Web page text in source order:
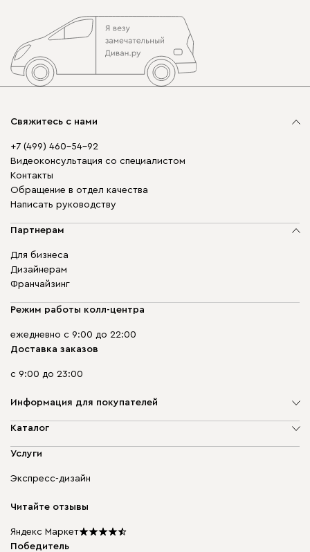
Свяжитесь с нами
+7 (499) 460-54-92
Видеоконсультация со специалистом
Контакты
Обращение в отдел качества
Написать руководству
Партнерам
Для бизнеса
Дизайнерам
Франчайзинг
Режим работы колл-центра
ежедневно с 9:00 до 22:00
Доставка заказов
с 9:00 до 23:00
Информация для покупателей
О компании
Доставка и оплата
диван.клуб
Карьера
Подарочные сертификаты
Мы в прессе
Каталог
Мягкая мебель
Бескаркасная мебель
Столы и стулья
Услуги
Экспресс-дизайн
Читайте отзывы
Яндекс Маркет
Победитель